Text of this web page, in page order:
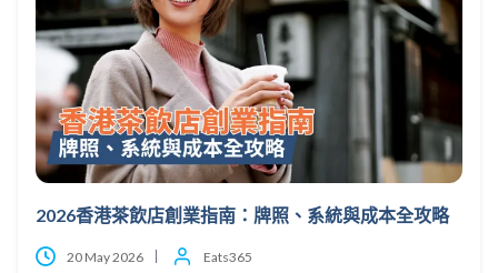
2026香港茶飲店創業指南：牌照、系統與成本全攻略
20 May 2026 Eats365